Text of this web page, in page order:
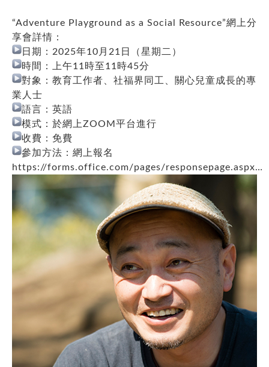
“Adventure Playground as a Social Resource”網上分
享會詳情：
日期：2025年10月21日（星期二）
時間：上午11時至11時45分
對象：教育工作者、社福界同工、關心兒童成長的專
業人士
語言：英語
模式：於網上ZOOM平台進行
收費：免費
參加方法：網上報名
https://forms.office.com/pages/responsepage.aspx…